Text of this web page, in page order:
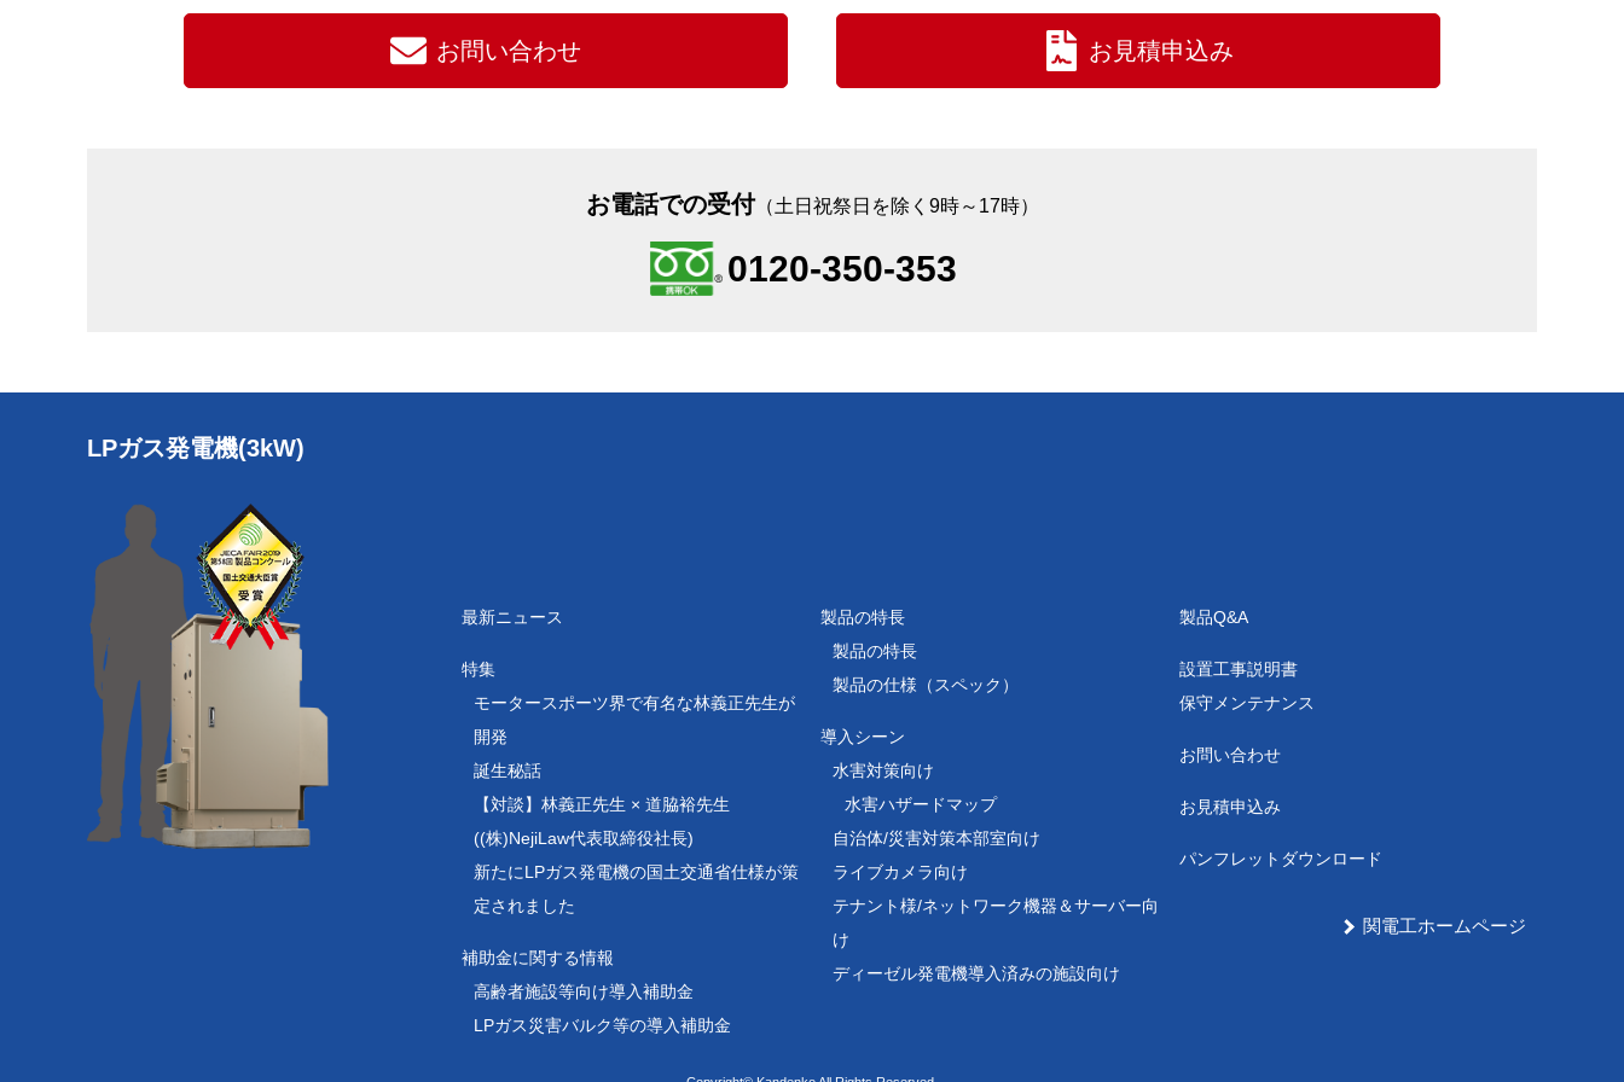
お問い合わせ お見積申込み
お電話での受付（土日祝祭日を除く9時～17時）
0120-350-353
LPガス発電機(3kW)
最新ニュース
特集
モータースポーツ界で有名な林義正先生が
開発
誕生秘話
【対談】林義正先生 × 道脇裕先生
((株)NejiLaw代表取締役社長)
新たにLPガス発電機の国土交通省仕様が策
定されました
補助金に関する情報
高齢者施設等向け導入補助金
LPガス災害バルク等の導入補助金
製品の特長
製品の特長
製品の仕様（スペック）
導入シーン
水害対策向け
水害ハザードマップ
自治体/災害対策本部室向け
ライブカメラ向け
テナント様/ネットワーク機器＆サーバー向
け
ディーゼル発電機導入済みの施設向け
製品Q&A
設置工事説明書
保守メンテナンス
お問い合わせ
お見積申込み
パンフレットダウンロード
関電工ホームページ